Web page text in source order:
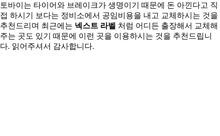
토바이는 타이어와 브레이크가 생명이기 때문에 돈 아낀다고 직
접 하시기 보다는 정비소에서 공임비용을 내고 교체하시는 것을
추천드리며 최근에는 넥스트 라벨 처럼 어디든 출장해서 교체해
주는 곳도 있기 때문에 이런 곳을 이용하시는 것을 추천드립니
다. 읽어주셔서 감사합니다.